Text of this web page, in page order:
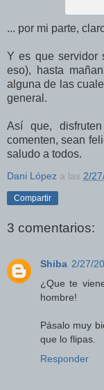
... por mi parte,
Y es que servidor
eso), hasta
alguna de las
general.
Así que,
comenten, sean
saludo a todos.
Dani López a las 2/
Compartir
3 comentarios:
Shiba 2/27/
¿Que te
hombre!
Pásalo muy
que lo flipas.
Responder